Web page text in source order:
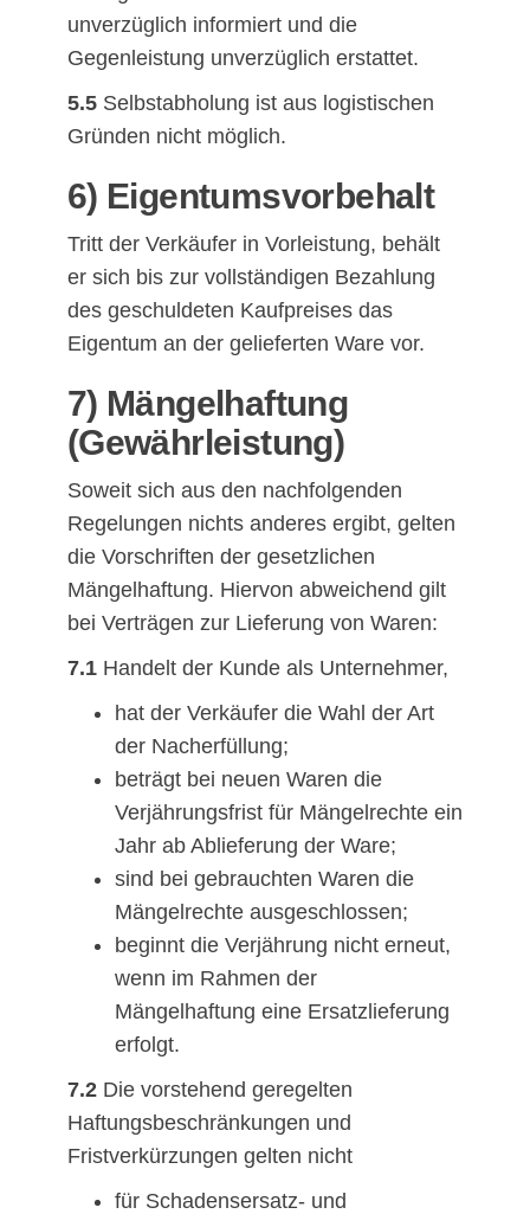
unverzüglich informiert und die
Gegenleistung unverzüglich erstattet.
5.5Selbstabholung ist aus logistischen
Gründen nicht möglich.
6) Eigentumsvorbehalt
Tritt der Verkäufer in Vorleistung, behält
er sich bis zur vollständigen Bezahlung
des geschuldeten Kaufpreises das
Eigentum an der gelieferten Ware vor.
7) Mängelhaftung
(Gewährleistung)
Soweit sich aus den nachfolgenden
Regelungen nichts anderes ergibt, gelten
die Vorschriften der gesetzlichen
Mängelhaftung. Hiervon abweichend gilt
bei Verträgen zur Lieferung von Waren:
7.1Handelt der Kunde als Unternehmer,
hat der Verkäufer die Wahl der Art
der Nacherfüllung;
beträgt bei neuen Waren die
Verjährungsfrist für Mängelrechte ein
Jahr ab Ablieferung der Ware;
sind bei gebrauchten Waren die
Mängelrechte ausgeschlossen;
beginnt die Verjährung nicht erneut,
wenn im Rahmen der
Mängelhaftung eine Ersatzlieferung
erfolgt.
7.2Die vorstehend geregelten
Haftungsbeschränkungen und
Fristverkürzungen gelten nicht
für Schadensersatz- und